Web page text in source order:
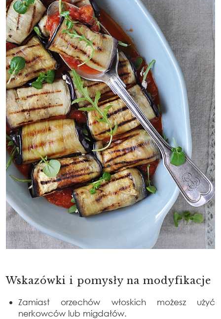
Wskazówki i pomysły na modyfikacje
Zamiast orzechów włoskich możesz użyć
nerkowców lub migdałów.